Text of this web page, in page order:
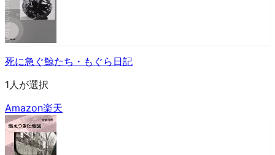
死に急ぐ鯨たち・もぐら日記
1人が選択
Amazon楽天